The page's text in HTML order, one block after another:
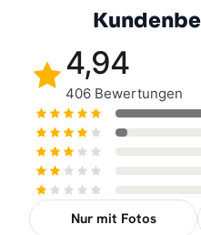
4,94
406 Bewertungen
Nur mit Fotos